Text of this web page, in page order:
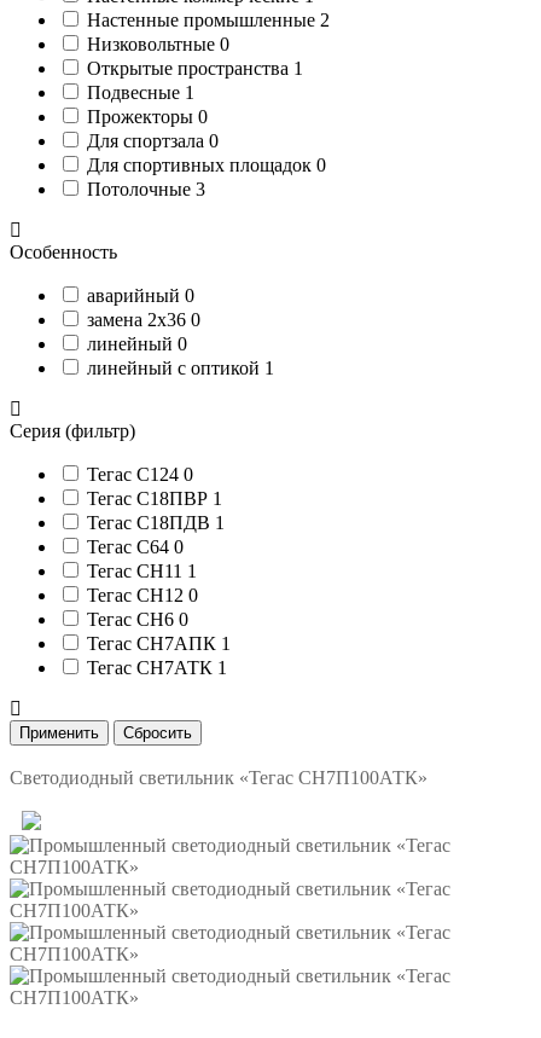
Настенные промышленные 2
Низковольтные 0
Открытые пространства 1
Подвесные 1
Прожекторы 0
Для спортзала 0
Для спортивных площадок 0
Потолочные 3
Особенность
аварийный 0
замена 2х36 0
линейный 0
линейный с оптикой 1
Серия (фильтр)
Тегас С124 0
Тегас С18ПВР 1
Тегас С18ПДВ 1
Тегас С64 0
Тегас СН11 1
Тегас СН12 0
Тегас СН6 0
Тегас СН7АПК 1
Тегас СН7АТК 1
Светодиодный светильник «Тегас СН7П100АТК»